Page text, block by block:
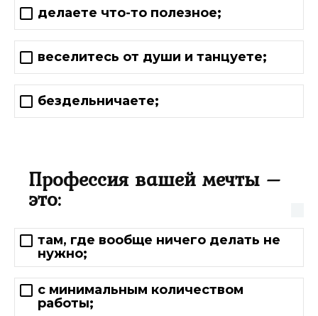
делаете что-то полезное;
веселитесь от души и танцуете;
бездельничаете;
Профессия вашей мечты –
это:
там, где вообще ничего делать не
нужно;
с минимальным количеством
работы;